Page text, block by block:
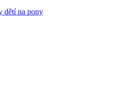
dětí na pony